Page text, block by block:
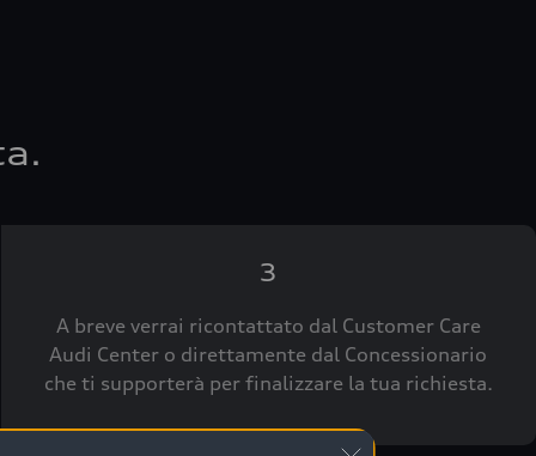
3
A breve verrai ricontattato dal Customer Care
Audi Center o direttamente dal Concessionario
che ti supporterà per finalizzare la tua richiesta.